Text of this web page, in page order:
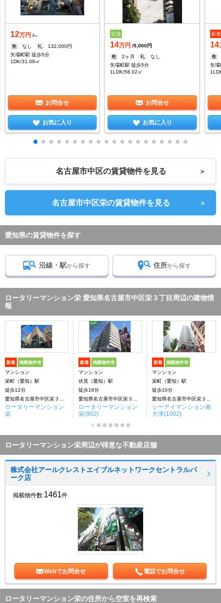
12万円 /--
敷
なし 礼
132,000円
矢場町駅 徒歩5分
1DK/31.09㎡
お問合せ
お気に入り
定借
14万円 /5,000円
敷
2ヶ月 礼
なし
矢場町駅 徒歩5分
1LDK/58.02㎡
お問合せ
お気に入り
新着
14
敷
矢場
名古屋市中区の賃貸物件を見る ＞
名古屋市中区栄の賃貸物件を見る ＞
愛知県の賃貸物件を探す
沿線・駅から探す 住所から探す
ロータリーマンション栄 愛知県名古屋市中区栄３丁目周辺の建物情
報
新着 掲載物件有
マンション
栄町（愛知）駅
徒歩12分
ロータリーマンション
栄
新着 掲載物件有
マンション
伏見（愛知）駅
徒歩16分
ロータリーマンション
栄(902)
新着 掲載物件有
マンション
栄町（愛知）駅
徒歩10分
シーアイマンション南
大津(1002)
ロータリーマンション栄周辺が得意な不動産店舗
株式会社アールクレストエイブルネットワークセントラルパ
ーク店
掲載物件数:1461件
Webでお問合せ 電話でお問合せ
ロータリーマンション栄の住所から空室を再検索